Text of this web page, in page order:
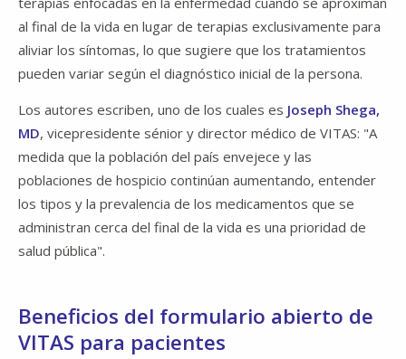
al final de la vida en lugar de terapias exclusivamente para
aliviar los síntomas, lo que sugiere que los tratamientos
pueden variar según el diagnóstico inicial de la persona.
Los autores escriben, uno de los cuales es Joseph Shega,
MD, vicepresidente sénior y director médico de VITAS: "A
medida que la población del país envejece y las
poblaciones de hospicio continúan aumentando, entender
los tipos y la prevalencia de los medicamentos que se
administran cerca del final de la vida es una prioridad de
salud pública".
Beneficios del formulario abierto de
VITAS para pacientes